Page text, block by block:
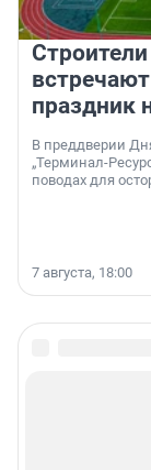
праздник
В преддверии
„Терминал-
поводах для
7 августа, 18:00